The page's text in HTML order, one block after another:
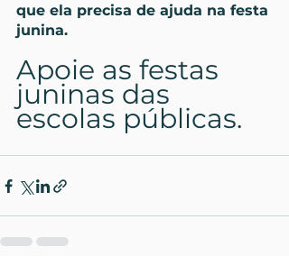
que ela precisa de ajuda na festa
junina.
Apoie as festas
juninas das
escolas públicas.